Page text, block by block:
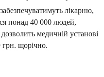
лікарню,
понад 40 000 людей,
медичній установі
грн. щорічно.